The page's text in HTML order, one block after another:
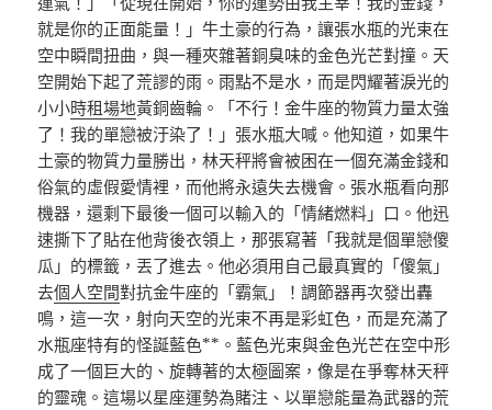
就是你的正面能量！」牛土豪的行為，讓張水瓶的光束在
空中瞬間扭曲，與一種夾雜著銅臭味的金色光芒對撞。天
空開始下起了荒謬的雨。雨點不是水，而是閃耀著淚光的
小小時租場地黃銅齒輪。「不行！金牛座的物質力量太強
了！我的單戀被汙染了！」張水瓶大喊。他知道，如果牛
土豪的物質力量勝出，林天秤將會被困在一個充滿金錢和
俗氣的虛假愛情裡，而他將永遠失去機會。張水瓶看向那
機器，還剩下最後一個可以輸入的「情緒燃料」口。他迅
速撕下了貼在他背後衣領上，那張寫著「我就是個單戀傻
瓜」的標籤，丟了進去。他必須用自己最真實的「傻氣」
去個人空間對抗金牛座的「霸氣」！調節器再次發出轟
鳴，這一次，射向天空的光束不再是彩虹色，而是充滿了
水瓶座特有的怪誕藍色**。藍色光束與金色光芒在空中形
成了一個巨大的、旋轉著的太極圖案，像是在爭奪林天秤
的靈魂。這場以星座運勢為賭注、以單戀能量為武器的荒